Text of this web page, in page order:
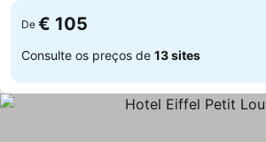
De € 105
Consulte os preços de 13 sites